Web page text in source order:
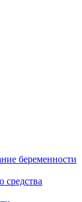
беременности
средства